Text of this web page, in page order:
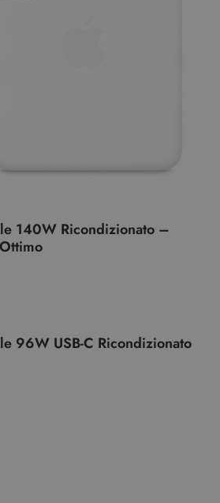
140W Ricondizionato –
96W USB-C Ricondizionato